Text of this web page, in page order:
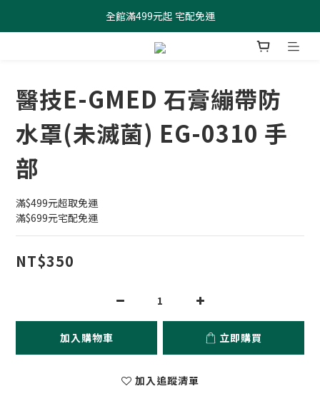
全館滿499元起 宅配免運
全館滿499元起 宅配免運
加入會員 $100元購物金現領現折
醫技E-GMED 石膏繃帶防
水罩(未滅菌) EG-0310 手
部
滿$499元超取免運
滿$699元宅配免運
NT$350
加入購物車 立即購買
加入追蹤清單